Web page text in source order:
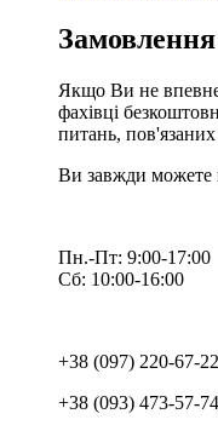
Якщо Ви не
фахівці
питань,
Ви завжди можете
Пн.-Пт: 9:00-17:00
Сб: 10:00-16:00
+38 (097) 220-67-22
+38 (093) 473-57-74